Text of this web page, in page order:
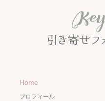
Home
プロフィール